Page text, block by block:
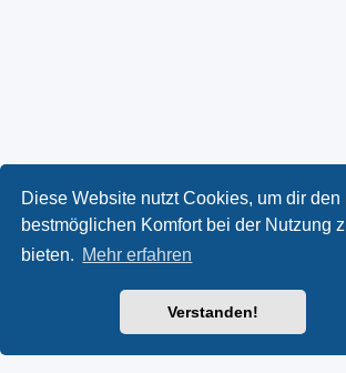
Diese Website nutzt Cookies, um dir den
bestmöglichen Komfort bei der Nutzung
bieten. Mehr erfahren
Verstanden!